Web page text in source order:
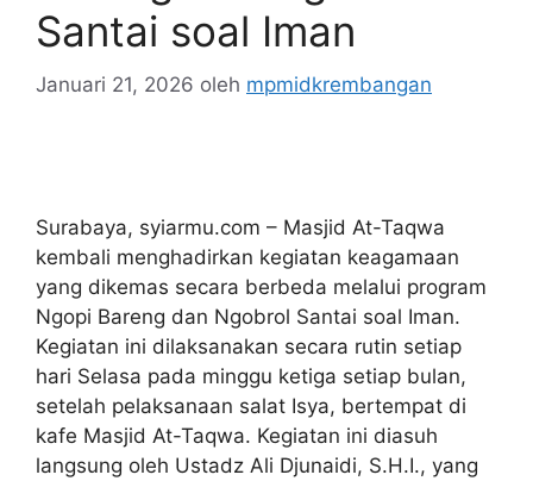
Santai soal Iman
Januari 21, 2026 oleh mpmidkrembangan
Surabaya, syiarmu.com – Masjid At-Taqwa
kembali menghadirkan kegiatan keagamaan
yang dikemas secara berbeda melalui program
Ngopi Bareng dan Ngobrol Santai soal Iman.
Kegiatan ini dilaksanakan secara rutin setiap
hari Selasa pada minggu ketiga setiap bulan,
setelah pelaksanaan salat Isya, bertempat di
kafe Masjid At-Taqwa. Kegiatan ini diasuh
langsung oleh Ustadz Ali Djunaidi, S.H.I., yang